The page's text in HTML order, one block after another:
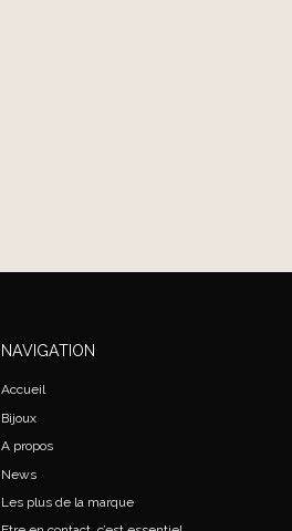
NAVIGATION
Accueil
Bijoux
A propos
News
Les plus de la marque